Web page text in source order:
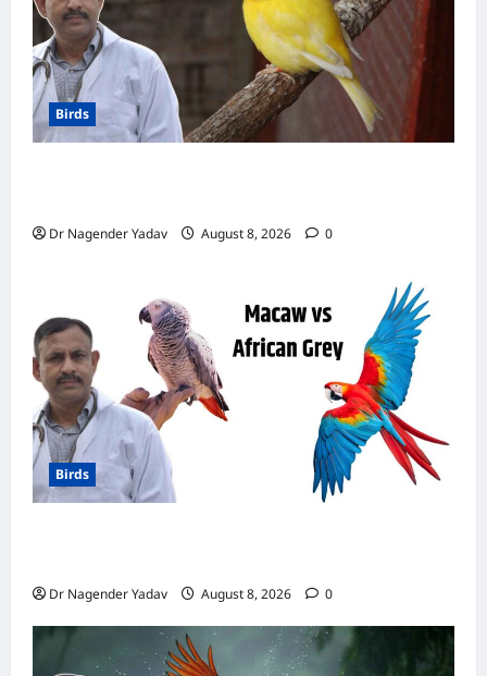
Birds
Dr Nagender Yadav August 8, 2026 0
Birds
Dr Nagender Yadav August 8, 2026 0